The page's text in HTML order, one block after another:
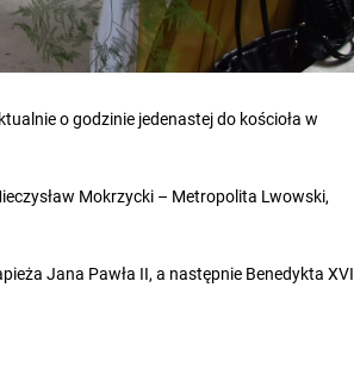
o godzinie jedenastej do kościoła w
Mokrzycki – Metropolita Lwowski,
Jana Pawła II, a następnie Benedykta